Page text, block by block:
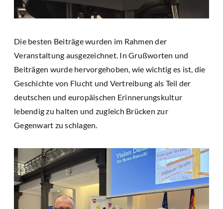
Die besten Beiträge wurden im Rahmen der
Veranstaltung ausgezeichnet. In Grußworten und
Beiträgen wurde hervorgehoben, wie wichtig es ist, die
Geschichte von Flucht und Vertreibung als Teil der
deutschen und europäischen Erinnerungskultur
lebendig zu halten und zugleich Brücken zur
Gegenwart zu schlagen.